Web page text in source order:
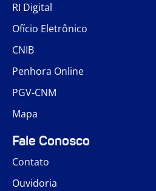
RI Digital
Ofício Eletrônico
CNIB
Penhora Online
PGV-CNM
Mapa
Fale Conosco
Contato
Ouvidoria